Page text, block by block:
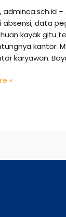
adminca.sch.id
absensi, data
kayak gitu
kantor.
karyawan.
»